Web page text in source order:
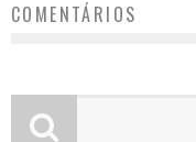
COMENTÁRIOS